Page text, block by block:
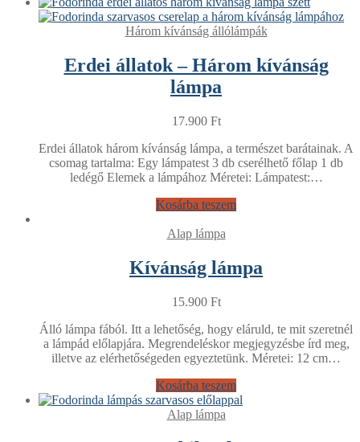
Három kívánság állólámpák
Erdei állatok – Három kívánság
lámpa
17.900 Ft
Erdei állatok három kívánság lámpa, a természet barátainak. A
csomag tartalma: Egy lámpatest 3 db cserélhető főlap 1 db
ledégő Elemek a lámpához Méretei: Lámpatest:…
Kosárba teszem
Alap lámpa
Kívánság lámpa
15.900 Ft
Álló lámpa fából. Itt a lehetőség, hogy eláruld, te mit szeretnél
a lámpád előlapjára. Megrendeléskor megjegyzésbe írd meg,
illetve az elérhetőségeden egyeztetünk. Méretei: 12 cm…
Kosárba teszem
Alap lámpa